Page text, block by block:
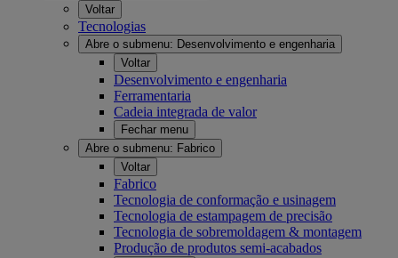
Voltar
Tecnologias
Abre o submenu: Desenvolvimento e engenharia
Voltar
Desenvolvimento e engenharia
Ferramentaria
Cadeia integrada de valor
Fechar menu
Abre o submenu: Fabrico
Voltar
Fabrico
Tecnologia de conformação e usinagem
Tecnologia de estampagem de precisão
Tecnologia de sobremoldagem & montagem
Produção de produtos semi-acabados